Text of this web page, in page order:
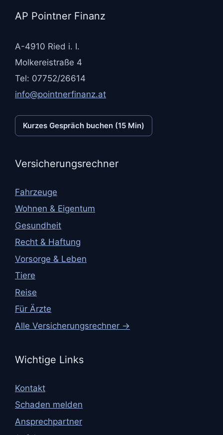
AP Pointner Finanz
A-4910 Ried i. I.
Molkereistraße 4
Tel: 07752/26614
info@pointnerfinanz.at
Kurzes Gespräch buchen (15 Min)
Versicherungsrechner
Fahrzeuge
Wohnen & Eigentum
Gesundheit
Recht & Haftung
Vorsorge & Leben
Tiere
Reise
Für Ärzte
Alle Versicherungsrechner →
Wichtige Links
Kontakt
Schaden melden
Ansprechpartner